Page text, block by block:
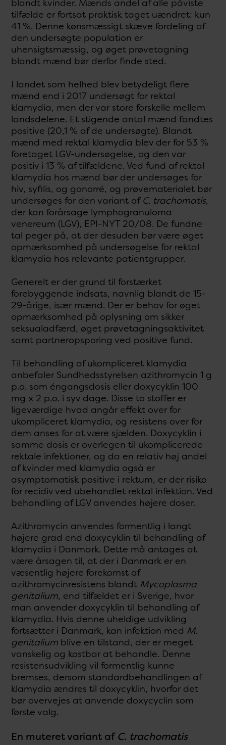
blandt kvinder. Mænds andel af alle påviste
tilfælde er fortsat praktisk taget uændret: kun
41 %. Denne kønsmæssigt skæve fordeling af
den undersøgte population er
uhensigtsmæssig, og øget prøvetagning
blandt mænd bør derfor finde sted.
I landet som helhed blev betydeligt flere
mænd end i 2017 undersøgt for rektal
klamydia, men der var store forskelle mellem
landsdelene. Et stigende antal mænd fandtes
positive (20,1 % af de undersøgte). Blandt
mænd med rektal klamydia blev der for 53 %
foretaget LGV-undersøgelse, og den var
positiv i 13 % af tilfældene. Ved fund af rektal
klamydia hos mænd bør der undersøges for
hiv, syfilis, og gonorré, og prøvematerialet bør
undersøges for den variant af C. trachomatis,
der kan forårsage lymphogranuloma
venereum (LGV), EPI-NYT 20/08. De fundne
tal peger på, at der desuden bør være øget
opmærksomhed på undersøgelse for rektal
klamydia hos relevante patientgrupper.
Generelt er der grund til forstærket
forebyggende indsats, navnlig blandt de 15-
29-årige, især mænd. Der er behov for øget
opmærksomhed på oplysning om sikker
seksualadfærd, øget prøvetagningsaktivitet
samt partneropsporing ved positive fund.
Til behandling af ukompliceret klamydia
anbefaler Sundhedsstyrelsen azithromycin 1 g
p.o. som éngangsdosis eller doxycyklin 100
mg x 2 p.o. i syv dage. Disse to stoffer er
ligeværdige hvad angår effekt over for
ukompliceret klamydia, og resistens over for
dem anses for at være sjælden. Doxycyklin i
samme dosis er overlegen til ukomplicerede
rektale infektioner, og da en relativ høj andel
af kvinder med klamydia også er
asymptomatisk positive i rektum, er der risiko
for recidiv ved ubehandlet rektal infektion. Ved
behandling af LGV anvendes højere doser.
Azithromycin anvendes formentlig i langt
højere grad end doxycyklin til behandling af
klamydia i Danmark. Dette må antages at
være årsagen til, at der i Danmark er en
væsentlig højere forekomst af
azithromycinresistens blandt Mycoplasma
genitalium, end tilfældet er i Sverige, hvor
man anvender doxycyklin til behandling af
klamydia. Hvis denne uheldige udvikling
fortsætter i Danmark, kan infektion med M.
genitalium blive en tilstand, der er meget
vanskelig og kostbar at behandle. Denne
resistensudvikling vil formentlig kunne
bremses, dersom standardbehandlingen af
klamydia ændres til doxycyklin, hvorfor det
bør overvejes at anvende doxycyclin som
første valg.
En muteret variant afC. trachomatis